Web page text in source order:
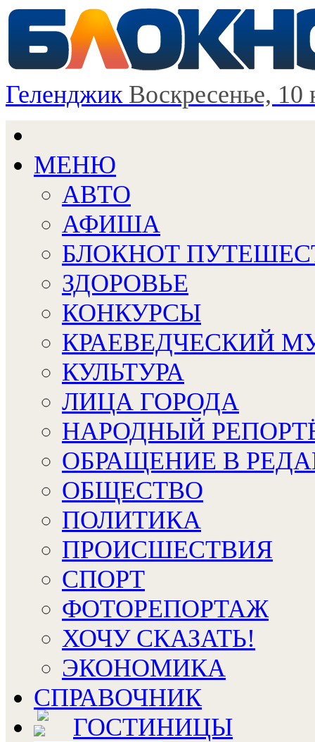
Геленджик Воскресенье, 10
МЕНЮ
АВТО
АФИША
БЛОКНОТ
ЗДОРОВЬЕ
КОНКУРСЫ
КРАЕВЕДЧЕСКИЙ
КУЛЬТУРА
ЛИЦА ГОРОДА
НАРОДНЫЙ
ОБРАЩЕНИЕ В
ОБЩЕСТВО
ПОЛИТИКА
ПРОИСШЕСТВИЯ
СПОРТ
ФОТОРЕПОРТАЖ
ХОЧУ СКАЗАТЬ!
ЭКОНОМИКА
СПРАВОЧНИК
ГОСТИНИЦЫ